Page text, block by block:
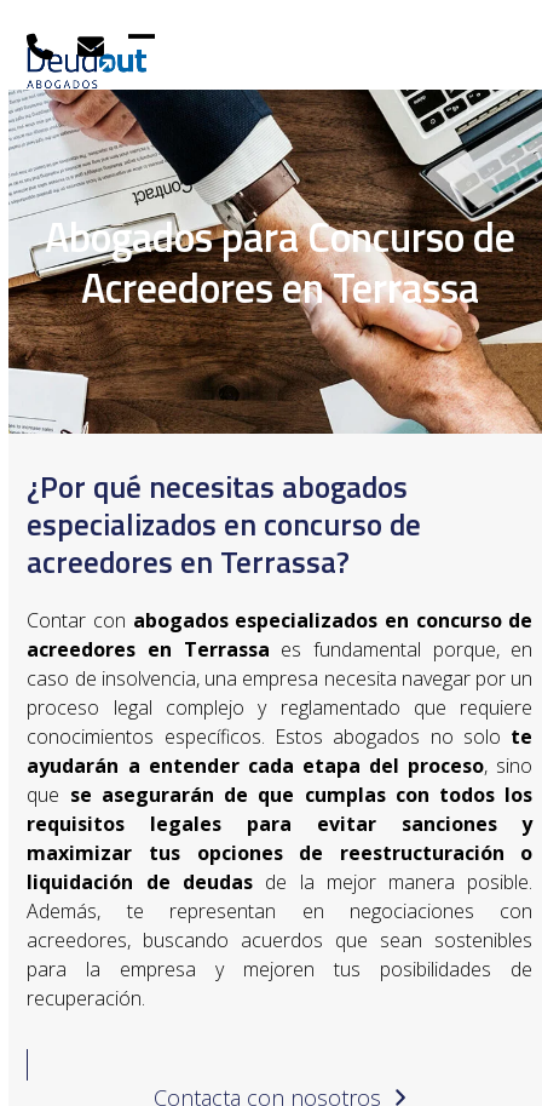
content
Open
mobile
menu
Close
mobile
menu
Abogados para Concurso de
Acreedores en Terrassa
¿Por qué necesitas abogados
especializados en concurso de
acreedores en Terrassa?
Contar con abogados especializados en concurso de
acreedores en Terrassa es fundamental porque, en
caso de insolvencia, una empresa necesita navegar por un
proceso legal complejo y reglamentado que requiere
conocimientos específicos. Estos abogados no solo te
ayudarán a entender cada etapa del proceso, sino
que se asegurarán de que cumplas con todos los
requisitos legales para evitar sanciones y
maximizar tus opciones de reestructuración o
liquidación de deudasde la mejor manera posible.
Además, te representan en negociaciones con
acreedores, buscando acuerdos que sean sostenibles
para la empresa y mejoren tus posibilidades de
recuperación.
Contacta con nosotros